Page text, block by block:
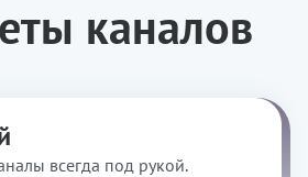
каналов
всегда под рукой.